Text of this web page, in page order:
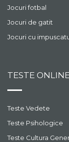
Jocuri fotbal
Jocuri de gatit
Jocuri cu
TESTE
Teste Vedete
Teste Psihologice
Teste Cultura